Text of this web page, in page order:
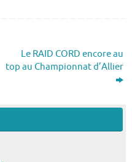
Le RAID CORD encore au
top au Championnat d’Allier